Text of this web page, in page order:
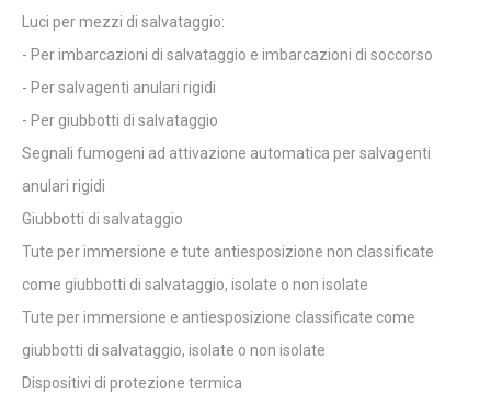
Luci per mezzi di salvataggio:
- Per imbarcazioni di salvataggio e imbarcazioni di soccorso
- Per salvagenti anulari rigidi
- Per giubbotti di salvataggio
Segnali fumogeni ad attivazione automatica per salvagenti
anulari rigidi
Giubbotti di salvataggio
Tute per immersione e tute antiesposizione non classificate
come giubbotti di salvataggio, isolate o non isolate
Tute per immersione e antiesposizione classificate come
giubbotti di salvataggio, isolate o non isolate
Dispositivi di protezione termica